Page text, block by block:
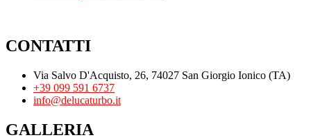
CONTATTI
Via Salvo D'Acquisto, 26, 74027 San Giorgio Ionico (TA)
+39 099 591 6737
info@delucaturbo.it
GALLERIA